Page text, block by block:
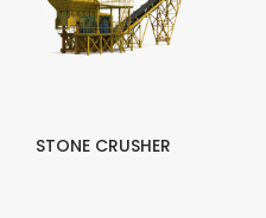
STONE CRUSHER